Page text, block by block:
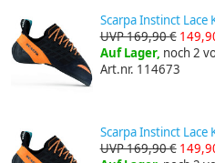
Scarpa Instinct
UVP 169,90 €
Auf Lager, noch 2
Art.nr. 114673
Scarpa Instinct Lace
UVP 169,90 €